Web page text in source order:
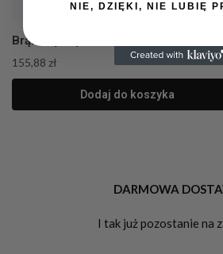
Brązowy Męski Pasek
155,88 zł
Dodaj do koszyka
DARMOWA
I tak już pozostanie na
NIE, DZIĘKI, NIE LUBIĘ